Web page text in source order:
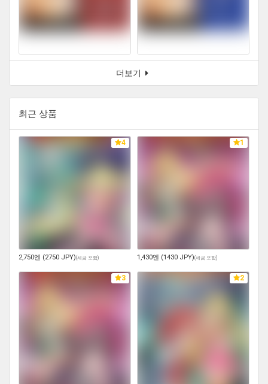
더보기
최근 상품
4
2,750엔 (2750 JPY)(세금 포함)
1
1,430엔 (1430 JPY)(세금 포함)
3 2